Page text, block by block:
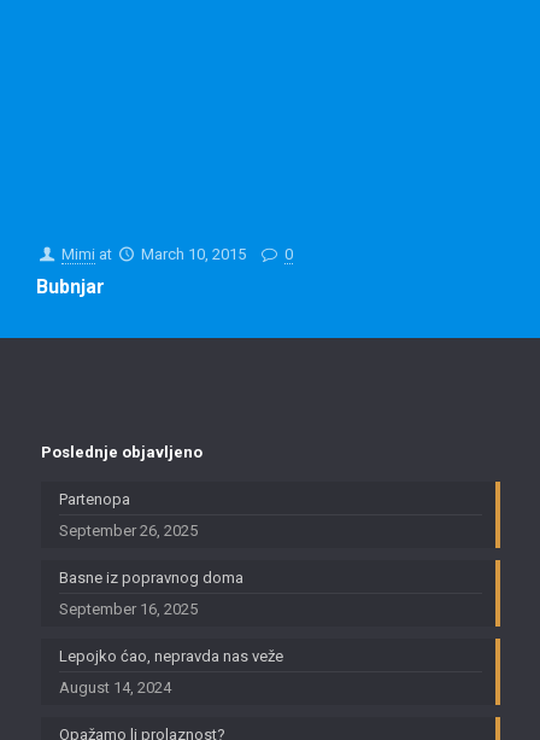
Mimi at March 10, 2015 0
Bubnjar
Poslednje objavljeno
Partenopa
September 26, 2025
Basne iz popravnog doma
September 16, 2025
Lepojko ćao, nepravda nas veže
August 14, 2024
Opažamo li prolaznost?